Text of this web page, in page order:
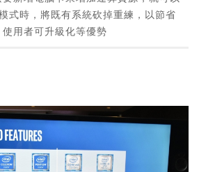
式時，將既有系統砍掉重練，以節省
用者可升級化等優勢